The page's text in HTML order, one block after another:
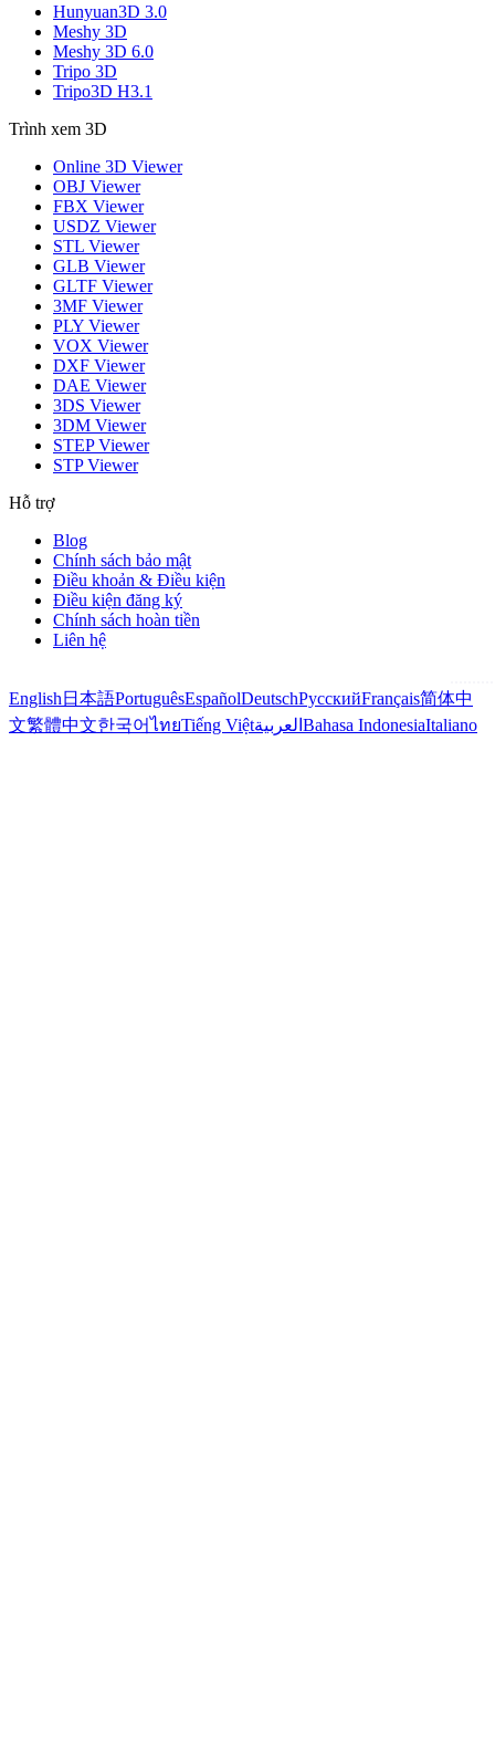
Hunyuan3D 3.0
Meshy 3D
Meshy 3D 6.0
Tripo 3D
Tripo3D H3.1
Trình xem 3D
Online 3D Viewer
OBJ Viewer
FBX Viewer
USDZ Viewer
STL Viewer
GLB Viewer
GLTF Viewer
3MF Viewer
PLY Viewer
VOX Viewer
DXF Viewer
DAE Viewer
3DS Viewer
3DM Viewer
STEP Viewer
STP Viewer
Hỗ trợ
Blog
Chính sách bảo mật
Điều khoản & Điều kiện
Điều kiện đăng ký
Chính sách hoàn tiền
Liên hệ
English 日本語PortuguêsEspañolDeutschРусскийFrançais简体中
文繁體中文한국어ไทยTiếng Việtالعربية Bahasa IndonesiaItaliano